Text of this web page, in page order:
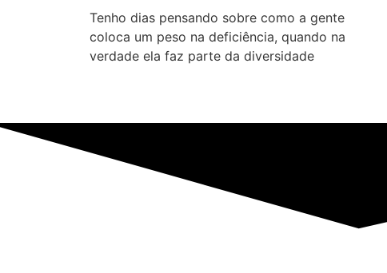
Tenho dias pensando sobre como a gente
coloca um peso na deficiência, quando na
verdade ela faz parte da diversidade